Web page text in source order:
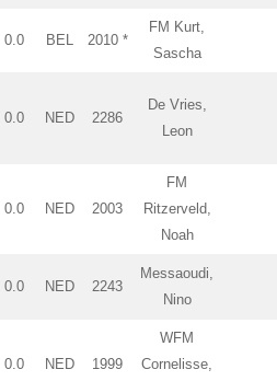
0.0 BEL 2010 *
FM Kurt,
Sascha
0.0 NED 2286
De Vries,
Leon
0.0 NED 2003
FM
Ritzerveld,
Noah
0.0 NED 2243
Messaoudi,
Nino
0.0 NED 1999
WFM
Cornelisse,